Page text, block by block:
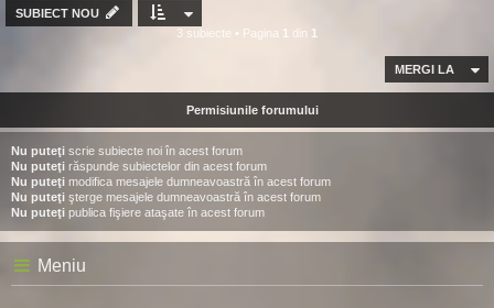
SUBIECT NOU
3 subiecte • Pagina 1 din 1
MERGI LA
Permisiunile forumului
Nu puteţi scrie subiecte noi în acest forum
Nu puteţi răspunde subiectelor din acest forum
Nu puteţi modifica mesajele dumneavoastră în acest forum
Nu puteţi şterge mesajele dumneavoastră în acest forum
Nu puteţi publica fişiere ataşate în acest forum
Meniu